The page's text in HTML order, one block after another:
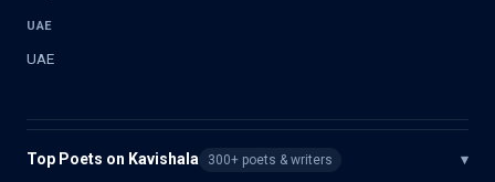
UAE
UAE
Top Poets on Kavishala 300+ poets & writers ▾